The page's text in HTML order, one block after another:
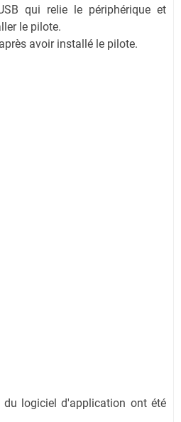
qui relie le périphérique et
le pilote.
avoir installé le pilote.
logiciel d'application ont été